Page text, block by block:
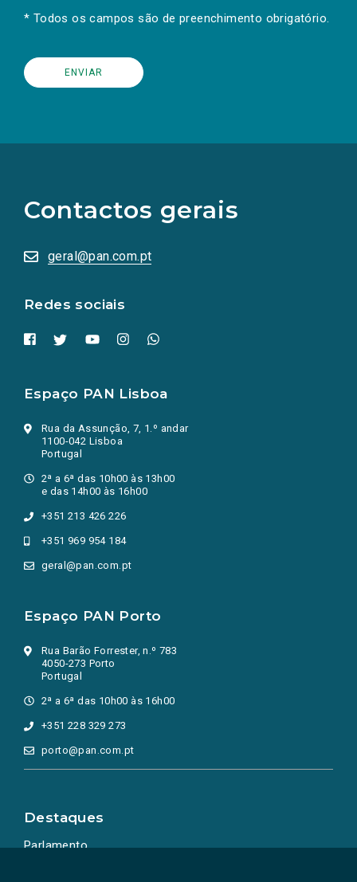
* Todos os campos são de preenchimento obrigatório.
Contactos gerais
geral@pan.com.pt
Redes sociais
redes
sociais
numa
nova
Espaço PAN Lisboa
Rua da Assunção, 7, 1.º andar
1100-042 Lisboa
Portugal
2ª a 6ª das 10h00 às 13h00
e das 14h00 às 16h00
+351 213 426 226
+351 969 954 184
geral@pan.com.pt
Espaço PAN Porto
Rua Barão Forrester, n.º 783
4050-273 Porto
Portugal
2ª a 6ª das 10h00 às 16h00
+351 228 329 273
porto@pan.com.pt
Destaques
Parlamento